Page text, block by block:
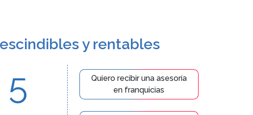
y rentables
5
Quiero recibir una asesoría
en franquicias